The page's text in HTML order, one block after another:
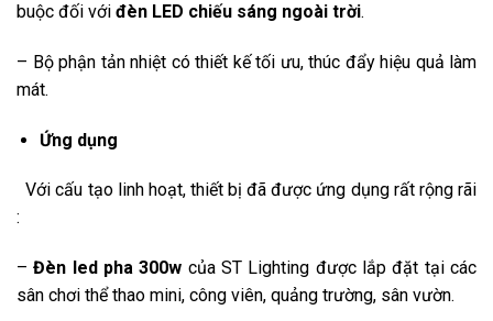
buộc đối với đèn LED chiếu sáng ngoài trời.
– Bộ phận tản nhiệt có thiết kế tối ưu, thúc đẩy hiệu quả làm
mát.
Ứng dụng
Với cấu tạo linh hoạt, thiết bị đã được ứng dụng rất rộng rãi
:
–Đèn led pha 300w của ST Lighting được lắp đặt tại các
sân chơi thể thao mini, công viên, quảng trường, sân vườn.